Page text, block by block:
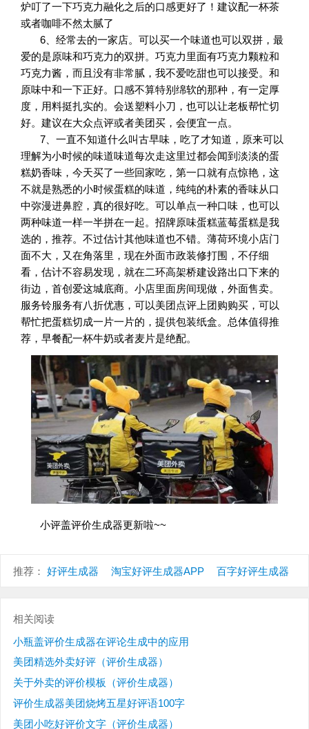
炉叮了一下巧克力融化之后的口感更好了！建议配一杯茶
或者咖啡不然太腻了
6、经常去的一家店。可以买一个味道也可以双拼，最
爱的是原味和巧克力的双拼。巧克力里面有巧克力颗粒和
巧克力酱，而且没有非常腻，我不爱吃甜也可以接受。和
原味中和一下正好。口感不算特别绵软的那种，有一定厚
度，用料挺扎实的。会送塑料小刀，也可以让老板帮忙切
好。建议在大众点评或者美团买，会便宜一点。
7、 一直不知道什么叫古早味，吃了才知道，原来可以
理解为小时候的味道味道每次走这里过都会闻到淡淡的蛋
糕奶香味，今天买了一些回家吃，第一口就有点惊艳，这
不就是熟悉的小时候蛋糕的味道，纯纯的朴素的香味从口
中弥漫进鼻腔，真的很好吃。可以单点一种口味，也可以
两种味道一样一半拼在一起。招牌原味蛋糕蓝莓蛋糕是我
选的，推荐。不过估计其他味道也不错。薄荷环境小店门
面不大，又在角落里，现在外面市政装修打围，不仔细
看，估计不容易发现，就在二环高架桥建设路出口下来的
街边，首创爱这城底商。小店里面房间现做，外面售卖。
服务铃服务有八折优惠，可以美团点评上团购购买，可以
帮忙把蛋糕切成一片一片的，提供包装纸盒。总体值得推
荐，早餐配一杯牛奶或者麦片是绝配。
小评盖评价生成器更新啦~~
推荐： 好评生成器 淘宝好评生成器APP 百字好评生成器
相关阅读
小瓶盖评价生成器在评论生成中的应用
美团精选外卖好评（评价生成器）
关于外卖的评价模板（评价生成器）
评价生成器美团烧烤五星好评语100字
美团小吃好评价文字（评价生成器）